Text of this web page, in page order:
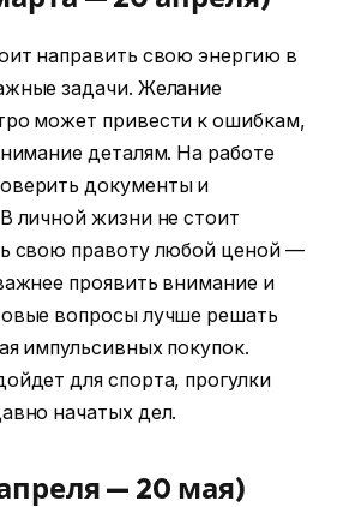
направить свою энергию в
задачи. Желание
может привести к ошибкам,
деталям. На работе
документы и
личной жизни не стоит
свою правоту любой ценой —
проявить внимание и
вопросы лучше решать
импульсивных покупок.
для спорта, прогулки
начатых дел.
апреля — 20 мая)